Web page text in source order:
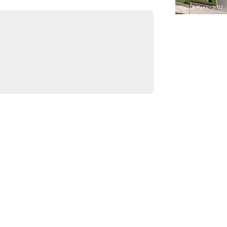
Image drone : G. Bailly, S. Charpentier - ESO Le Mans - 2022.